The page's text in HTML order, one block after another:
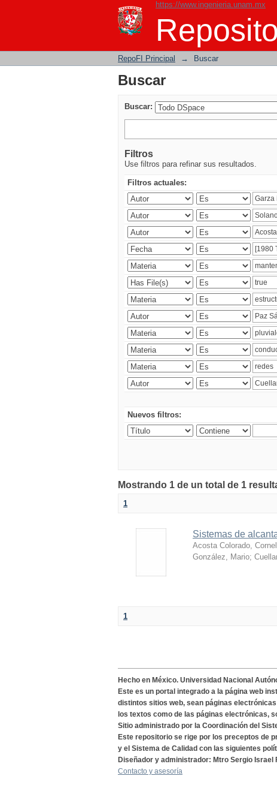
https://www.ingenieria.unam.mx
Buscar
RepoFI Principal → Buscar
Buscar
Buscar:
Filtros
Use filtros para refinar sus resultados.
Filtros actuales:
Nuevos filtros:
Mostrando 1 de un total de 1
1
Sistemas de
Acosta Colorado,
González, Mario;
1
Hecho en México. Universidad Nacional
Este es un portal integrado a la página web
distintos sitios web, sean páginas
los textos como de las páginas electrónicas,
Sitio administrado por la Coordinación del
Este repositorio se rige por los preceptos de
y el Sistema de Calidad con las siguientes
Diseñador y administrador: Mtro Sergio Israel
Contacto y asesoría